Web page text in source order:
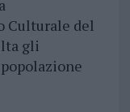
Culturale del
gli